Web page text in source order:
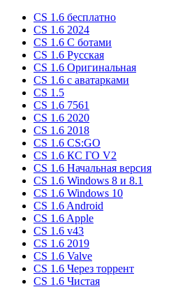
CS 1.6 бесплатно
CS 1.6 2024
CS 1.6 С ботами
CS 1.6 Русская
CS 1.6 Оригинальная
CS 1.6 c аватарками
CS 1.5
CS 1.6 7561
CS 1.6 2020
CS 1.6 2018
CS 1.6 CS:GO
CS 1.6 КС ГО V2
CS 1.6 Начальная версия
CS 1.6 Windows 8 и 8.1
CS 1.6 Windows 10
CS 1.6 Android
CS 1.6 Apple
CS 1.6 v43
CS 1.6 2019
CS 1.6 Valve
CS 1.6 Через торрент
CS 1.6 Чистая